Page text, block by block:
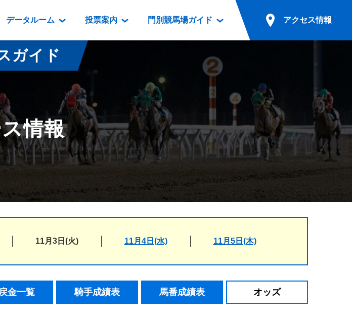
番組・級別表ダウンロード
開催カレンダー
重賞競走体系図
スタリオンシリーズ競走
道内の発売情報(PDF)
データルーム
映像コンテンツ
重賞競走VTR
重賞競走参考VTR
レースダイジェスト
新馬ダイジェスト
投票案内
電話・インターネット投票
場外発売所
実況・テレホンサービス
発売・払戻
門別競馬場ガイド
門別競馬場情報
門別競馬場グルメ
とねっこジンギスカン
いずみ食堂
ルンビニフードカフェ
勝馬屋
アクセス情報
無料送迎バスでのご来場
公共の交通機関でのご来場
ガイド
情報
11月3日(火) 11月4日(水) 11月5日(木)
金一覧 騎手成績表 馬番成績表 オッズ